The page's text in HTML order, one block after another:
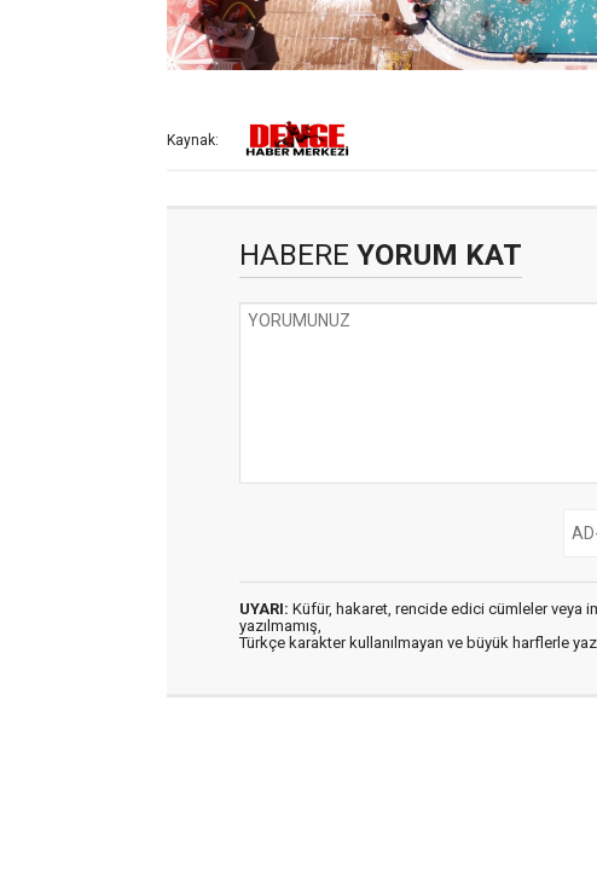
Kaynak:
HABERE YORUM KAT
UYARI: Küfür, hakaret, rencide edici cümleler veya
yazılmamış,
Türkçe karakter kullanılmayan ve büyük harflerle